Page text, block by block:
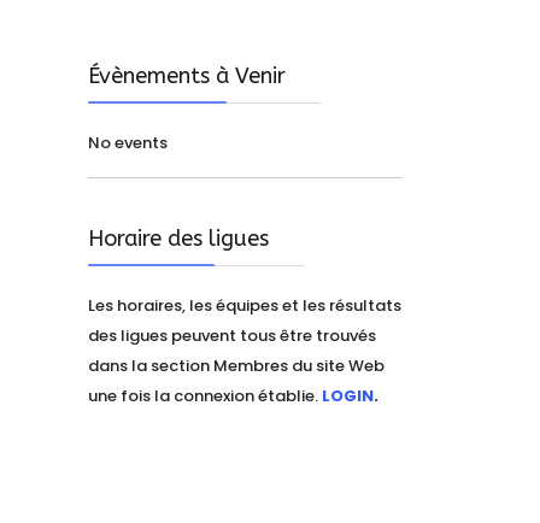
Évènements à Venir
No events
Horaire des ligues
Les horaires, les équipes et les résultats
des ligues peuvent tous être trouvés
dans la section Membres du site Web
une fois la connexion établie. LOGIN.